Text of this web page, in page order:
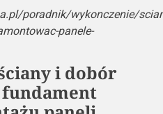
poradnik/wykonczenie/
panele-
i dobór
fundament